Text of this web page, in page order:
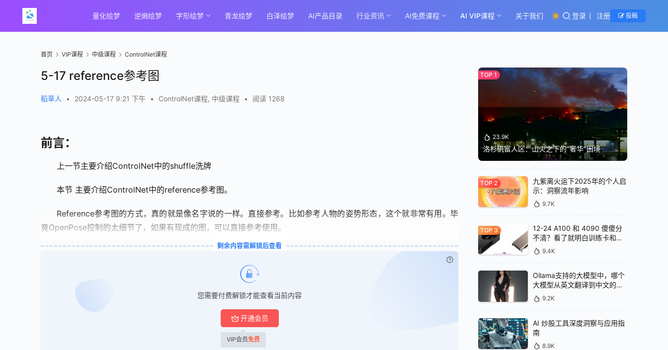
量化绘梦 逆熵绘梦 字形绘梦 青龙绘梦 白泽绘梦 AI产品目录 行业资讯 AI免费课程 AI VIP课程 关于我们 登录 注册 投稿
首页 VIP课程 中级课程 ControlNet课程
5-17 reference参考图
稻草人 • 2024-05-17 9:21 下午 • ControlNet课程, 中级课程 • 阅读 1268
前言：
上一节主要介绍ControlNet中的shuffle洗牌
本节 主要介绍ControlNet中的reference参考图。
Reference参考图的方式，真的就是像名字说的一样。直接参考。比如参考人物的姿势形态，这个就非常有用。毕
竟OpenPose控制的太细节了，如果有现成的图，可以直接参考使用。
剩余内容需解锁后查看
您需要付费解锁才能查看当前内容
开通会员
VIP会员免费
23.9K
洛杉矶富人区：山火之下的“奢华”困境
九紫离火运下2025年的个人启
示：洞察流年影响
9.7K
12-24 A100 和 4090 傻傻分
不清？看了就明白训练卡和推
理卡的区别
9.4K
Ollama支持的大模型中，哪个
大模型从英文翻译到中文的效
果最好
9.2K
AI 炒股工具深度洞察与应用指
南
8.9K